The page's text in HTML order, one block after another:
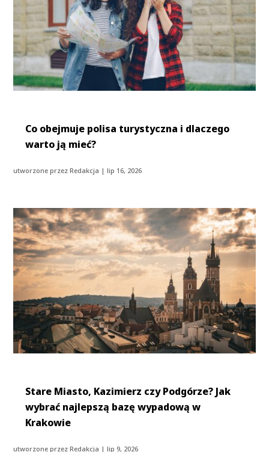
Co obejmuje polisa turystyczna i dlaczego
warto ją mieć?
utworzone przezRedakcja |lip 16, 2026
Stare Miasto, Kazimierz czy Podgórze? Jak
wybrać najlepszą bazę wypadową w
Krakowie
utworzone przezRedakcja |lip 9, 2026